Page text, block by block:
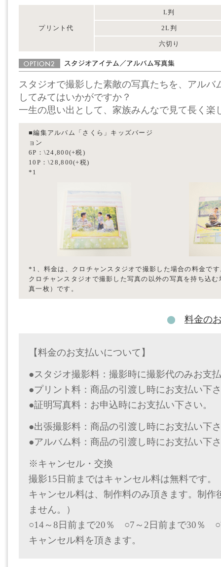
プリント代
L判
2L判
六切り
スタジオで撮影した素敵の写真たちを、アルバ
してみてはいかがですか？
一生の思い出として、家族みんなで見て長く楽
■編集アルバム「さくら」キッズバージ
ョン
6P：\24,800(+税)
10P：\28,800(+税)
*1
*1、料金は、クロチャンスタジオで撮影した場合の料金です
クロチャンスタジオで撮影した写真の以外の写真を持ち込
真一枚）です。
料金の
【料金のお支払いについて】
●スタジオ撮影料：撮影時に撮影代のみお支
●プリント料：商品の引渡し時にお支払い下
●証明写真料：お申込時にお支払い下さい。
●出張撮影料：商品の引渡し時にお支払い下
●アルバム料：商品の引渡し時にお支払い下
※キャンセル・交換
撮影15日前まではキャンセル料は無料です。
キャンセル料は、制作料のみ頂きます。制作
ません。）
○14～8日前まで20％ ○7～2日前まで30％ ○
キャンセル料を頂きます。